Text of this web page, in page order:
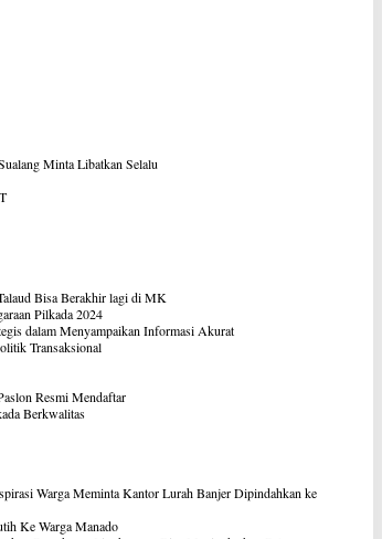
Minta Libatkan Selalu
Bisa Berakhir lagi di MK
Pilkada 2024
dalam Menyampaikan Informasi Akurat
Transaksional
Resmi Mendaftar
Berkwalitas
Warga Meminta Kantor Lurah Banjer Dipindahkan ke
Ke Warga Manado